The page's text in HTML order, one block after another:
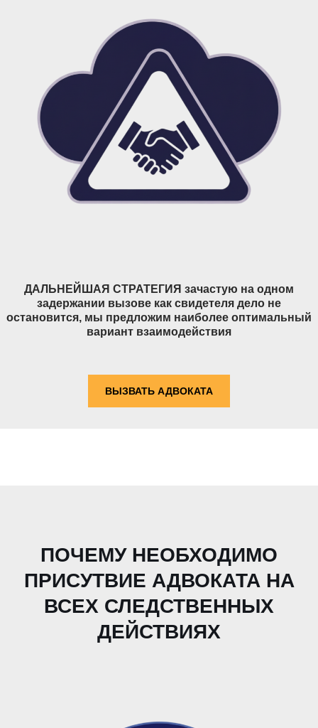
ДАЛЬНЕЙШАЯ СТРАТЕГИЯ зачастую на одном
задержании вызове как свидетеля дело не
остановится, мы предложим наиболее оптимальный
вариант взаимодействия
ВЫЗВАТЬ АДВОКАТА
ПОЧЕМУ НЕОБХОДИМО
ПРИСУТВИЕ АДВОКАТА НА
ВСЕХ СЛЕДСТВЕННЫХ
ДЕЙСТВИЯХ